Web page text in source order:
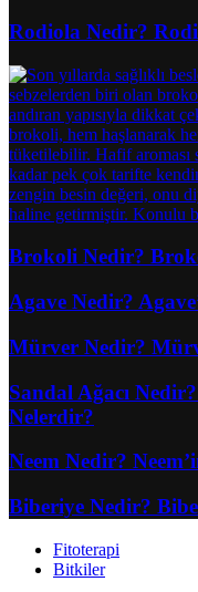
Rodiola Nedir?
Brokoli Nedir?
Agave Nedir?
Mürver Nedir?
Sandal Ağacı
Nelerdir?
Neem Nedir?
Biberiye Nedir?
Fitoterapi
Bitkiler